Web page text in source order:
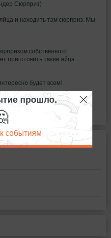
Сюрприз)
и находить там сюрприз. Мы
собственного
приготовить такие яйца
будет всем!
прошло.
событиям